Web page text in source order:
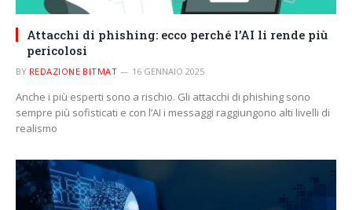
Attacchi di phishing: ecco perché l’AI li rende più
pericolosi
BY REDAZIONE BITMAT 16 GENNAIO 2025
Anche i più esperti sono a rischio. Gli attacchi di phishing sono
sempre più sofisticati e con l’AI i messaggi raggiungono alti livelli di
realismo